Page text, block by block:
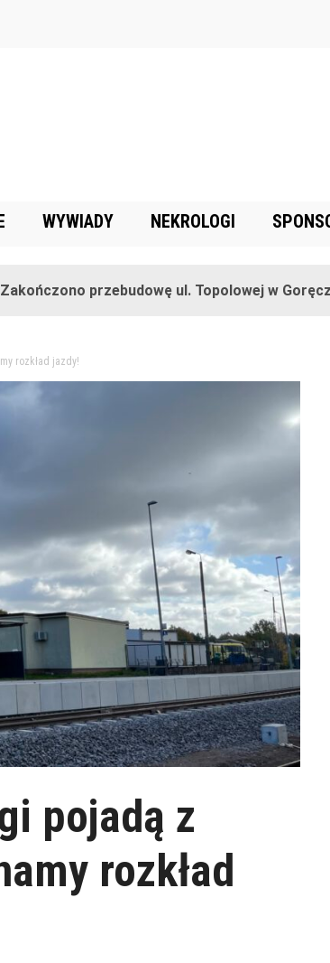
WYWIADY NEKROLOGI
przebudowę ul. Topolowej w Goręczynie
rozkład jazdy!
pojadą z
rozkład